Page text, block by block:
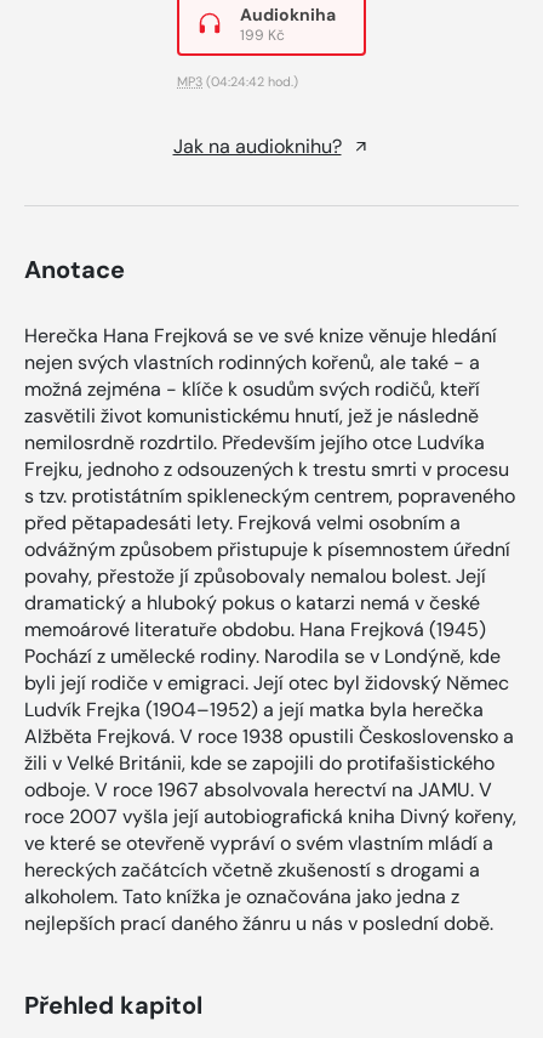
Audiokniha
199 Kč
MP3 (04:24:42 hod.)
Jak na audioknihu?
Anotace
Herečka Hana Frejková se ve své knize věnuje hledání
nejen svých vlastních rodinných kořenů, ale také - a
možná zejména - klíče k osudům svých rodičů, kteří
zasvětili život komunistickému hnutí, jež je následně
nemilosrdně rozdrtilo. Především jejího otce Ludvíka
Frejku, jednoho z odsouzených k trestu smrti v procesu
s tzv. protistátním spikleneckým centrem, popraveného
před pětapadesáti lety. Frejková velmi osobním a
odvážným způsobem přistupuje k písemnostem úřední
povahy, přestože jí způsobovaly nemalou bolest. Její
dramatický a hluboký pokus o katarzi nemá v české
memoárové literatuře obdobu. Hana Frejková (1945)
Pochází z umělecké rodiny. Narodila se v Londýně, kde
byli její rodiče v emigraci. Její otec byl židovský Němec
Ludvík Frejka (1904–1952) a její matka byla herečka
Alžběta Frejková. V roce 1938 opustili Československo a
žili v Velké Británii, kde se zapojili do protifašistického
odboje. V roce 1967 absolvovala herectví na JAMU. V
roce 2007 vyšla její autobiografická kniha Divný kořeny,
ve které se otevřeně vypráví o svém vlastním mládí a
hereckých začátcích včetně zkušeností s drogami a
alkoholem. Tato knížka je označována jako jedna z
nejlepších prací daného žánru u nás v poslední době.
Přehled kapitol